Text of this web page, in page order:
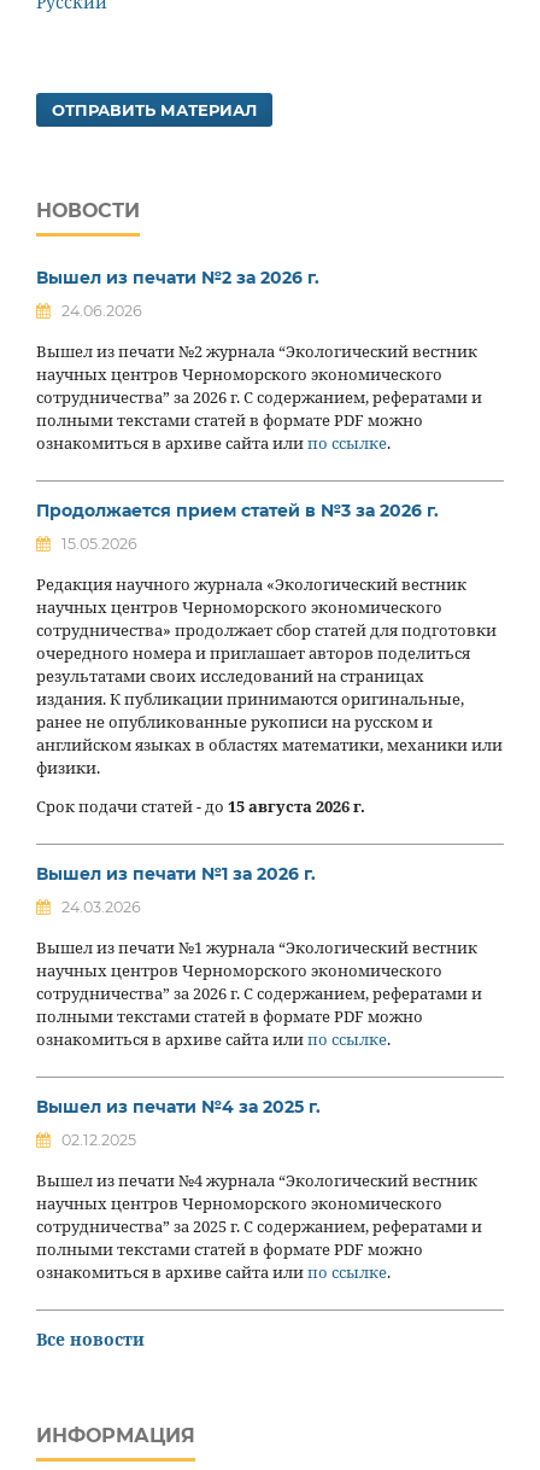
ОТПРАВИТЬ МАТЕРИАЛ
НОВОСТИ
Вышел из печати №2 за 2026 г.
24.06.2026
Вышел из печати №2 журнала “Экологический вестник
научных центров Черноморского экономического
сотрудничества” за 2026 г. С содержанием, рефератами и
полными текстами статей в формате PDF можно
ознакомиться в архиве сайта илипо ссылке.
Продолжается прием статей в №3 за 2026 г.
15.05.2026
Редакция научного журнала «Экологический вестник
научных центров Черноморского экономического
сотрудничества» продолжает сбор статей для подготовки
очередного номера и приглашает авторов поделиться
результатами своих исследований на страницах
издания. К публикации принимаются оригинальные,
ранее не опубликованные рукописи на русском и
английском языках в областях математики, механики или
физики.
Срок подачи статей - до 15 августа 2026 г.
Вышел из печати №1 за 2026 г.
24.03.2026
Вышел из печати №1 журнала “Экологический вестник
научных центров Черноморского экономического
сотрудничества” за 2026 г. С содержанием, рефератами и
полными текстами статей в формате PDF можно
ознакомиться в архиве сайта илипо ссылке.
Вышел из печати №4 за 2025 г.
02.12.2025
Вышел из печати №4 журнала “Экологический вестник
научных центров Черноморского экономического
сотрудничества” за 2025 г. С содержанием, рефератами и
полными текстами статей в формате PDF можно
ознакомиться в архиве сайта илипо ссылке.
Все новости
ИНФОРМАЦИЯ